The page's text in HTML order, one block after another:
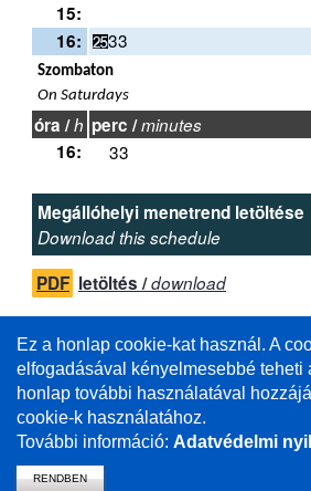
15:
16:
W33
Szombaton
On Saturdays
óra /h perc /minutes
16: 33
Megállóhelyi menetrend letöltése
Download this schedule
PDF letöltés /download
Útmutató a helyi menetrendi
használatához (pdf) (videó)
Ez a honlap cookie-kat használ. A
elfogadásával kényelmesebbé teheti
honlap további használatával
cookie-k használatához.
További információ: Adatvédelmi
RENDBEN